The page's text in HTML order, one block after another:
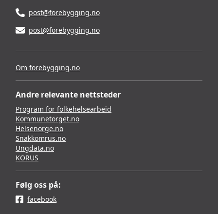
post@forebygging.no
post@forebygging.no
Om forebygging.no
Andre relevante nettsteder
Program for folkehelsearbeid
Kommunetorget.no
Helsenorge.no
Snakkomrus.no
Ungdata.no
KORUS
Følg oss på:
facebook